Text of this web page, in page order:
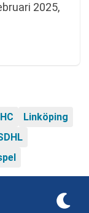
2025,
Linköping